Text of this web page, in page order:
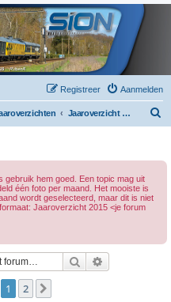
Aanmelden
Registreer
Jaaroverzicht 2015
gebruik hem goed. Een topic mag uit
één foto per maand. Het mooiste is
wordt geselecteerd, maar dit is niet
Jaaroverzicht 2015 <je forum
Zoek
1 2